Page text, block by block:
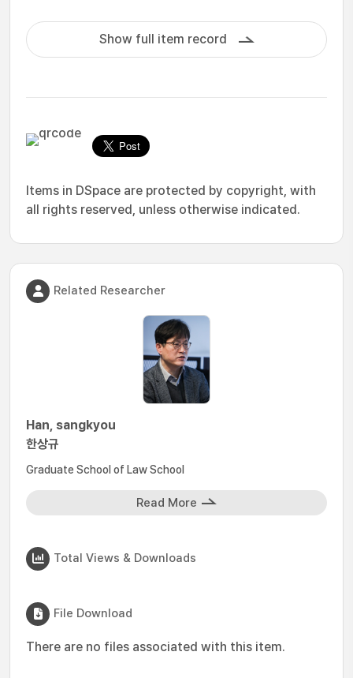
Show full item record
Items in DSpace are protected by copyright, with
all rights reserved, unless otherwise indicated.
Related Researcher
Han, sangkyou
한상규
Graduate School of Law School
Read More
Total Views & Downloads
File Download
There are no files associated with this item.